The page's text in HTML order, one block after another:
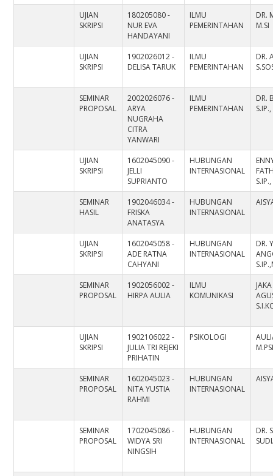
UJIAN
SKRIPSI
180205080 -
NUR EVA
HANDAYANI
ILMU
PEMERINTAHAN
DR.
M.SI
UJIAN
SKRIPSI
1902026012 -
DELISA TARUK
ILMU
PEMERINTAHAN
DR.
SEMINAR
PROPOSAL
2002026076 -
ARYA
NUGRAHA
CITRA
YANWARI
ILMU
PEMERINTAHAN
DR.
UJIAN
SKRIPSI
1602045090 -
JELLI
SUPRIANTO
HUBUNGAN
INTERNASIONAL
SEMINAR
HASIL
1902046034 -
FRISKA
ANATASYA
HUBUNGAN
INTERNASIONAL
UJIAN
SKRIPSI
1602045058 -
ADE RATNA
CAHYANI
HUBUNGAN
INTERNASIONAL
DR.
SEMINAR
PROPOSAL
1902056002 -
HIRPA AULIA
ILMU
KOMUNIKASI
UJIAN
SKRIPSI
1902106022 -
JULIA TRI REJEKI
PRIHATIN
PSIKOLOGI
SEMINAR
PROPOSAL
1602045023 -
NITA YUSTIA
RAHMI
HUBUNGAN
INTERNASIONAL
SEMINAR
PROPOSAL
1702045086 -
WIDYA SRI
NINGSIH
HUBUNGAN
INTERNASIONAL
DR.